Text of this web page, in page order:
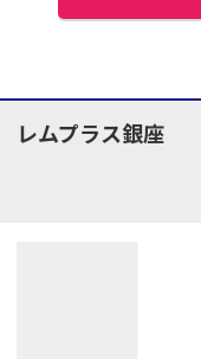
レムプラス銀座